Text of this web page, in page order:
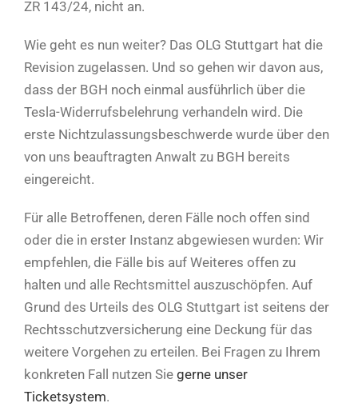
ZR 143/24, nicht an.
Wie geht es nun weiter? Das OLG Stuttgart hat die
Revision zugelassen. Und so gehen wir davon aus,
dass der BGH noch einmal ausführlich über die
Tesla-Widerrufsbelehrung verhandeln wird. Die
erste Nichtzulassungsbeschwerde wurde über den
von uns beauftragten Anwalt zu BGH bereits
eingereicht.
Für alle Betroffenen, deren Fälle noch offen sind
oder die in erster Instanz abgewiesen wurden: Wir
empfehlen, die Fälle bis auf Weiteres offen zu
halten und alle Rechtsmittel auszuschöpfen. Auf
Grund des Urteils des OLG Stuttgart ist seitens der
Rechtsschutzversicherung eine Deckung für das
weitere Vorgehen zu erteilen. Bei Fragen zu Ihrem
konkreten Fall nutzen Sie gerne unser
Ticketsystem.